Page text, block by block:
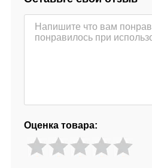
Оценка товара: